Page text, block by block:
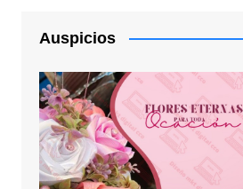
Auspicios